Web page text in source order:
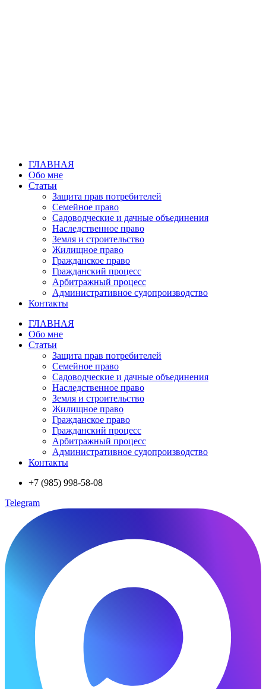
ГЛАВНАЯ
Обо мне
Статьи
Защита прав потребителей
Семейное право
Садоводческие и дачные объединения
Наследственное право
Земля и строительство
Жилищное право
Гражданское право
Гражданский процесс
Арбитражный процесс
Административное судопроизводство
Контакты
ГЛАВНАЯ
Обо мне
Статьи
Защита прав потребителей
Семейное право
Садоводческие и дачные объединения
Наследственное право
Земля и строительство
Жилищное право
Гражданское право
Гражданский процесс
Арбитражный процесс
Административное судопроизводство
Контакты
+7 (985) 998-58-08
Telegram